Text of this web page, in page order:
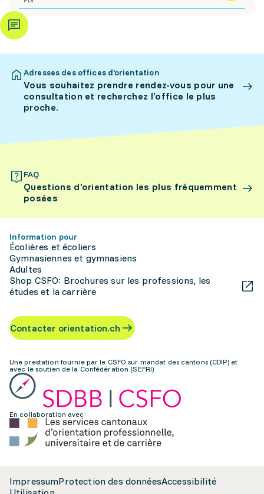
Adresses des offices d’orientation
Vous souhaitez prendre rendez-vous pour une
consultation et recherchez l’office le plus
proche.
FAQ
Questions d’orientation les plus fréquemment
posées
Information pour
Écolières et écoliers
Gymnasiennes et gymnasiens
Adultes
Shop CSFO: Brochures sur les professions, les
études et la carrière
Contacter orientation.ch
Une prestation fournie par le CSFO sur mandat des cantons (CDIP) et
avec le soutien de la Confédération (SEFRI)
En collaboration avec:
ImpressumProtection des donnéesAccessibilité